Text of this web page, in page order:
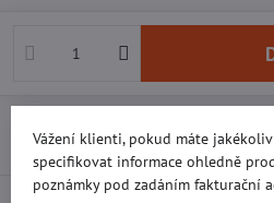
Vážení klienti, pokud máte
specifikovat informace ohledně
poznámky pod zadáním fakturační